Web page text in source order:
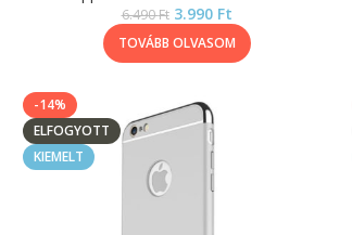
6.490Ft 3.990 Ft
TOVÁBB OLVASOM
-14%
ELFOGYOTT
KIEMELT